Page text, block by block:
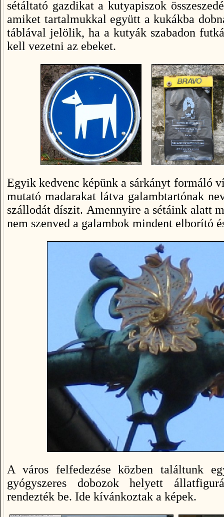
sétáltató gazdikat a kutyapiszok
amiket tartalmukkal együtt a kukákba
táblával jelölik, ha a kutyák szabadon
kell vezetni az ebeket.
Egyik kedvenc képünk a sárkányt formáló
mutató madarakat látva galambtartónak
szállodát díszit. Amennyire a sétáink alatt
nem szenved a galambok mindent elborító
A város felfedezése közben találtunk
gyógyszeres dobozok helyett
rendezték be. Ide kívánkoztak a képek.